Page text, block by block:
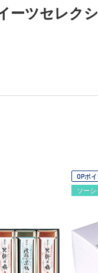
ーツセレクシ
OPポ
ソーシ